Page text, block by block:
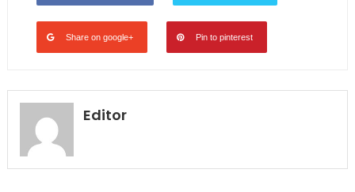
Share on google+ Pin to pinterest
Editor